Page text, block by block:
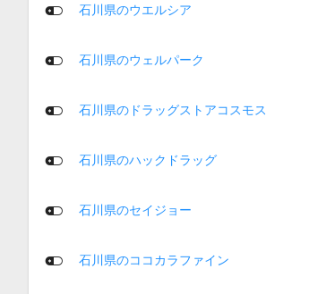
石川県のウエルシア
石川県のウェルパーク
石川県のドラッグストアコスモス
石川県のハックドラッグ
石川県のセイジョー
石川県のココカラファイン